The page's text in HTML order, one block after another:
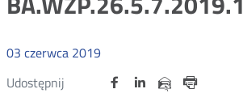
03 czerwca 2019
Udostępnij
Udostępnij
Otwórz Udostępnij
na
OtwórzUdostępnij
na
OtwórzUdostępnij
przez